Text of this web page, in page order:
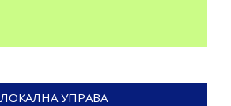
ЛОКАЛНА УПРАВА